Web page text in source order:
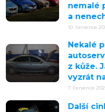
nemalé
a
10. července
Nekalé
z kůže.
vyzrát
7. července
Další